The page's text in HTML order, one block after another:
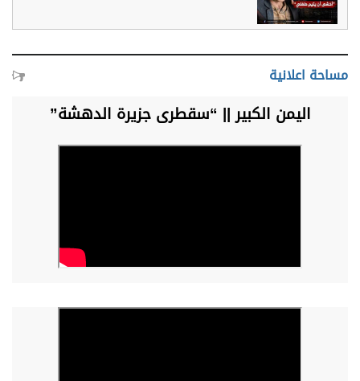
مساحة اعلانية
اليمن الكبير || “سقطرى جزيرة الدهشة”